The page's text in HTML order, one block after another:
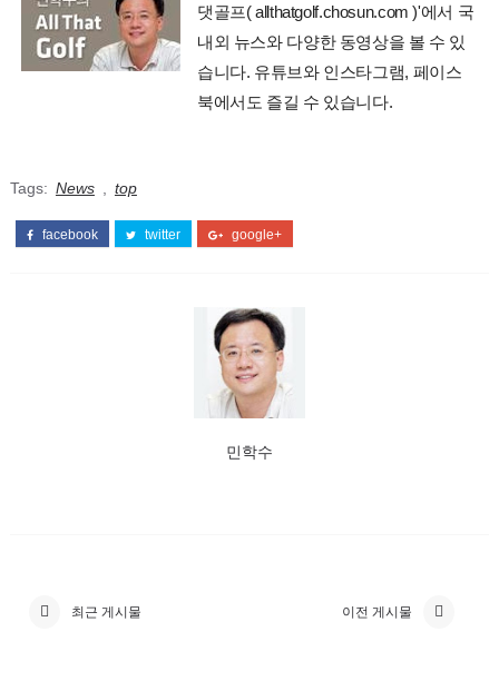
댓골프( allthatgolf.chosun.com )'에서 국
내외 뉴스와 다양한 동영상을 볼 수 있
습니다. 유튜브와 인스타그램, 페이스
북에서도 즐길 수 있습니다.
Tags: News top
facebook twitter google+
민학수
최근 게시물 이전 게시물